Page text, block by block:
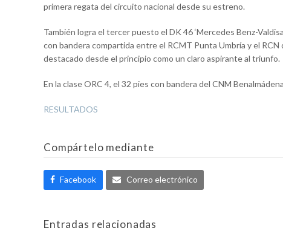
primera regata del circuito nacional desde su estreno.
También logra el tercer puesto el DK 46 ‘Mercedes Benz-
con bandera compartida entre el RCMT Punta Umbría y el
destacado desde el principio como un claro aspirante al triunfo.
En la clase ORC 4, el 32 pies con bandera del CNM
RESULTADOS
Compártelo mediante
Facebook Correo electrónico
Entradas relacionadas